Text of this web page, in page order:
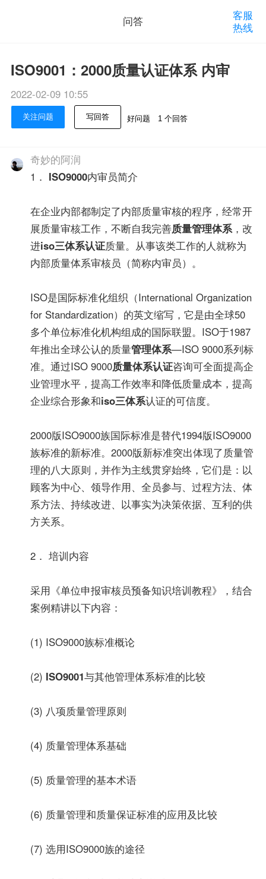
问答
客服
热线
ISO9001：2000质量认证体系 内审
2022-02-09 10:55
关注问题 写回答 好问题 1 个回答
奇妙的阿润
1． ISO9000内审员简介
在企业内部都制定了内部质量审核的程序，经常开
展质量审核工作，不断自我完善质量管理体系，改
进iso三体系认证质量。从事该类工作的人就称为
内部质量体系审核员（简称内审员）。
ISO是国际标准化组织（International Organization
for Standardization）的英文缩写，它是由全球50
多个单位标准化机构组成的国际联盟。ISO于1987
年推出全球公认的质量管理体系—ISO 9000系列标
准。通过ISO 9000质量体系认证咨询可全面提高企
业管理水平，提高工作效率和降低质量成本，提高
企业综合形象和iso三体系认证的可信度。
2000版ISO9000族国际标准是替代1994版ISO9000
族标准的新标准。2000版新标准突出体现了质量管
理的八大原则，并作为主线贯穿始终，它们是：以
顾客为中心、领导作用、全员参与、过程方法、体
系方法、持续改进、以事实为决策依据、互利的供
方关系。
2． 培训内容
采用《单位申报审核员预备知识培训教程》，结合
案例精讲以下内容：
(1) ISO9000族标准概论
(2) ISO9001与其他管理体系标准的比较
(3) 八项质量管理原则
(4) 质量管理体系基础
(5) 质量管理的基本术语
(6) 质量管理和质量保证标准的应用及比较
(7) 选用ISO9000族的途径